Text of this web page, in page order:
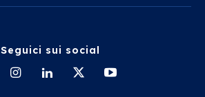
Seguici sui social